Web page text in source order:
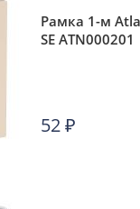
Рамка 1-м
SE ATN000201
52₽